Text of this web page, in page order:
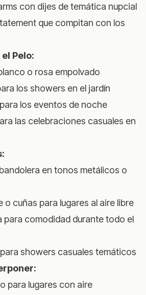
con dijes de temática nupcial
que compitan con los
Pelo:
o rosa empolvado
los showers en el jardín
los eventos de noche
las celebraciones casuales en
en tonos metálicos o
o cuñas para lugares al aire libre
para comodidad durante todo el
showers casuales temáticos
para lugares con aire